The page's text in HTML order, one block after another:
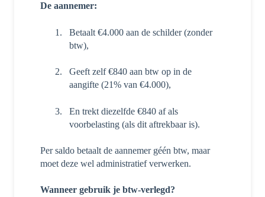
De aannemer:
Betaalt €4.000 aan de schilder (zonder
btw),
Geeft zelf €840 aan btw op in de
aangifte (21% van €4.000),
En trekt diezelfde €840 af als
voorbelasting (als dit aftrekbaar is).
Per saldo betaalt de aannemer géén btw, maar
moet deze wel administratief verwerken.
Wanneer gebruik je btw-verlegd?